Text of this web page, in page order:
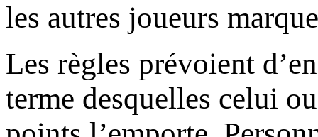
les autres joueurs
Les règles prévoient
terme desquelles celui